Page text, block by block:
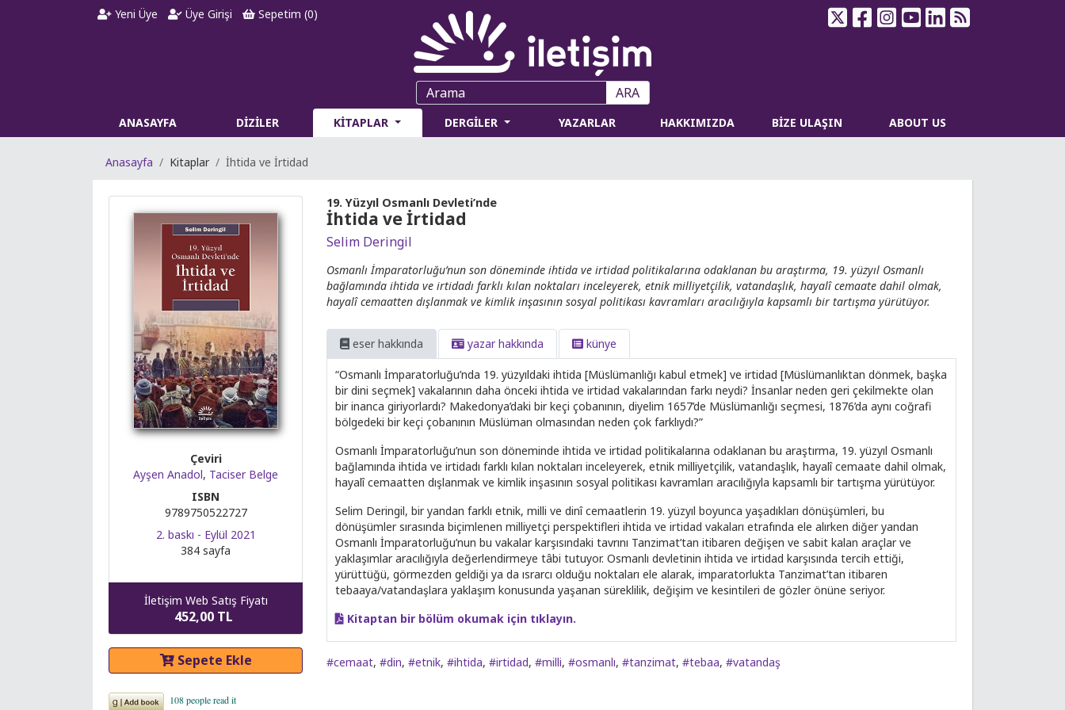
Yeni Üye Üye Girişi Sepetim (0)
ARA
ANASAYFA DİZİLER KİTAPLAR DERGİLER YAZARLAR HAKKIMIZDA BİZE ULAŞIN ABOUT US
Anasayfa Kitaplar İhtida ve İrtidad
Çeviri
Ayşen Anadol, Taciser Belge
ISBN
9789750522727
2. baskı - Eylül 2021
384 sayfa
İletişim Web Satış Fiyatı
452,00 TL
Sepete Ekle
19. Yüzyıl Osmanlı Devleti’nde
İhtida ve İrtidad
Selim Deringil
Osmanlı İmparatorluğu’nun son döneminde ihtida ve irtidad politikalarına odaklanan bu araştırma, 19. yüzyıl Osmanlı
bağlamında ihtida ve irtidadı farklı kılan noktaları inceleyerek, etnik milliyetçilik, vatandaşlık, hayalî cemaate dahil olmak,
hayalî cemaatten dışlanmak ve kimlik inşasının sosyal politikası kavramları aracılığıyla kapsamlı bir tartışma yürütüyor.
eser hakkında yazar hakkında künye
“Osmanlı İmparatorluğu’nda 19. yüzyıldaki ihtida [Müslümanlığı kabul etmek] ve irtidad [Müslümanlıktan dönmek, başka
bir dini seçmek] vakalarının daha önceki ihtida ve irtidad vakalarından farkı neydi? İnsanlar neden geri çekilmekte olan
bir inanca giriyorlardı? Makedonya’daki bir keçi çobanının, diyelim 1657’de Müslümanlığı seçmesi, 1876’da aynı coğrafi
bölgedeki bir keçi çobanının Müslüman olmasından neden çok farklıydı?”
Osmanlı İmparatorluğu’nun son döneminde ihtida ve irtidad politikalarına odaklanan bu araştırma, 19. yüzyıl Osmanlı
bağlamında ihtida ve irtidadı farklı kılan noktaları inceleyerek, etnik milliyetçilik, vatandaşlık, hayalî cemaate dahil olmak,
hayalî cemaatten dışlanmak ve kimlik inşasının sosyal politikası kavramları aracılığıyla kapsamlı bir tartışma yürütüyor.
Selim Deringil, bir yandan farklı etnik, milli ve dinî cemaatlerin 19. yüzyıl boyunca yaşadıkları dönüşümleri, bu
dönüşümler sırasında biçimlenen milliyetçi perspektifleri ihtida ve irtidad vakaları etrafında ele alırken diğer yandan
Osmanlı İmparatorluğu’nun bu vakalar karşısındaki tavrını Tanzimat’tan itibaren değişen ve sabit kalan araçlar ve
yaklaşımlar aracılığıyla değerlendirmeye tâbi tutuyor. Osmanlı devletinin ihtida ve irtidad karşısında tercih ettiği,
yürüttüğü, görmezden geldiği ya da ısrarcı olduğu noktaları ele alarak, imparatorlukta Tanzimat’tan itibaren
tebaaya/vatandaşlara yaklaşım konusunda yaşanan süreklilik, değişim ve kesintileri de gözler önüne seriyor.
Kitaptan bir bölüm okumak için tıklayın.
#cemaat, #din, #etnik, #ihtida, #irtidad, #milli, #osmanlı, #tanzimat, #tebaa, #vatandaş